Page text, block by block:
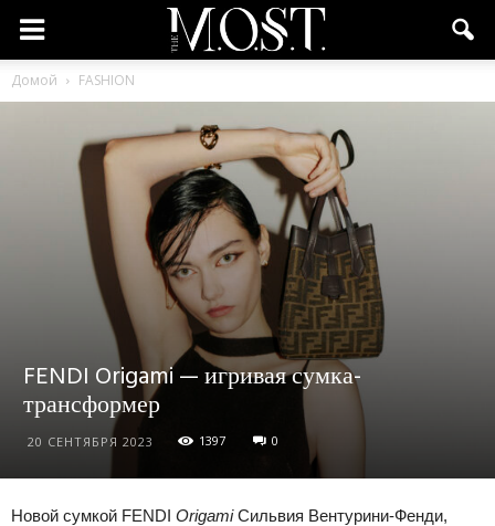
Домой FASHION
FENDI Origami — игривая сумка-
трансформер
20 СЕНТЯБРЯ 2023 1397 0
Новой сумкой FENDI OrigamiСильвия Вентурини-Фенди,